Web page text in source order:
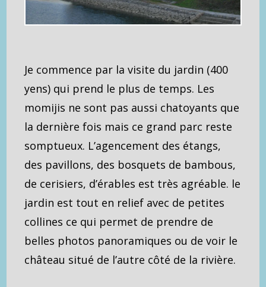
Je commence par la visite du jardin (400
yens) qui prend le plus de temps. Les
momijis ne sont pas aussi chatoyants que
la dernière fois mais ce grand parc reste
somptueux. L’agencement des étangs,
des pavillons, des bosquets de bambous,
de cerisiers, d’érables est très agréable. le
jardin est tout en relief avec de petites
collines ce qui permet de prendre de
belles photos panoramiques ou de voir le
château situé de l’autre côté de la rivière.